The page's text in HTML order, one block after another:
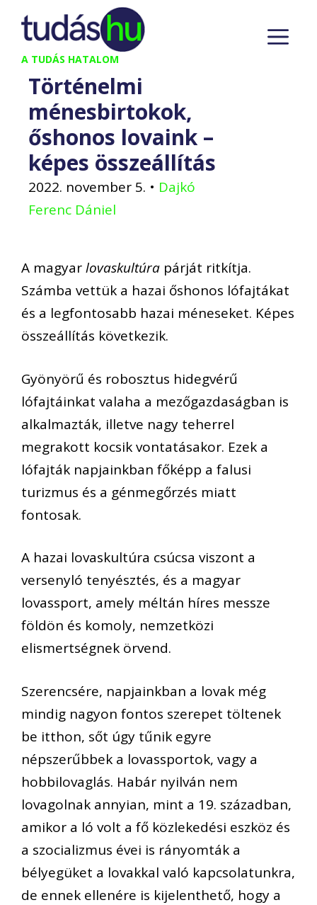
Kilépés
tartalomba
A TUDÁS HATALOM
Történelmi
ménesbirtokok,
őshonos lovaink –
képes összeállítás
2022. november 5. • Dajkó
Ferenc Dániel
A magyarlovaskultúra párját ritkítja.
Számba vettük a hazai őshonos lófajtákat
és a legfontosabb hazai méneseket. Képes
összeállítás következik.
Gyönyörű és robosztus hidegvérű
lófajtáinkat valaha a mezőgazdaságban is
alkalmazták, illetve nagy teherrel
megrakott kocsik vontatásakor. Ezek a
lófajták napjainkban főképp a falusi
turizmus és a génmegőrzés miatt
fontosak.
A hazai lovaskultúra csúcsa viszont a
versenyló tenyésztés, és a magyar
lovassport, amely méltán híres messze
földön és komoly, nemzetközi
elismertségnek örvend.
Szerencsére, napjainkban a lovak még
mindig nagyon fontos szerepet töltenek
be itthon, sőt úgy tűnik egyre
népszerűbbek a lovassportok, vagy a
hobbilovaglás. Habár nyilván nem
lovagolnak annyian, mint a 19. században,
amikor a ló volt a fő közlekedési eszköz és
a szocializmus évei is rányomták a
bélyegüket a lovakkal való kapcsolatunkra,
de ennek ellenére is kijelenthető, hogy a